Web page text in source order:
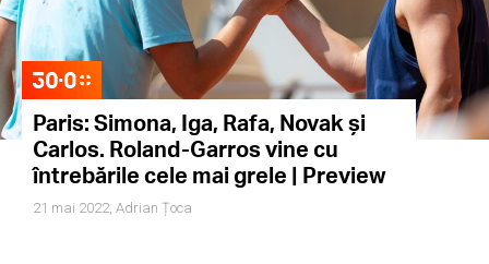
Paris: Simona, Iga, Rafa, Novak și
Carlos. Roland-Garros vine cu
întrebările cele mai grele | Preview
21 mai 2022, Adrian Țoca